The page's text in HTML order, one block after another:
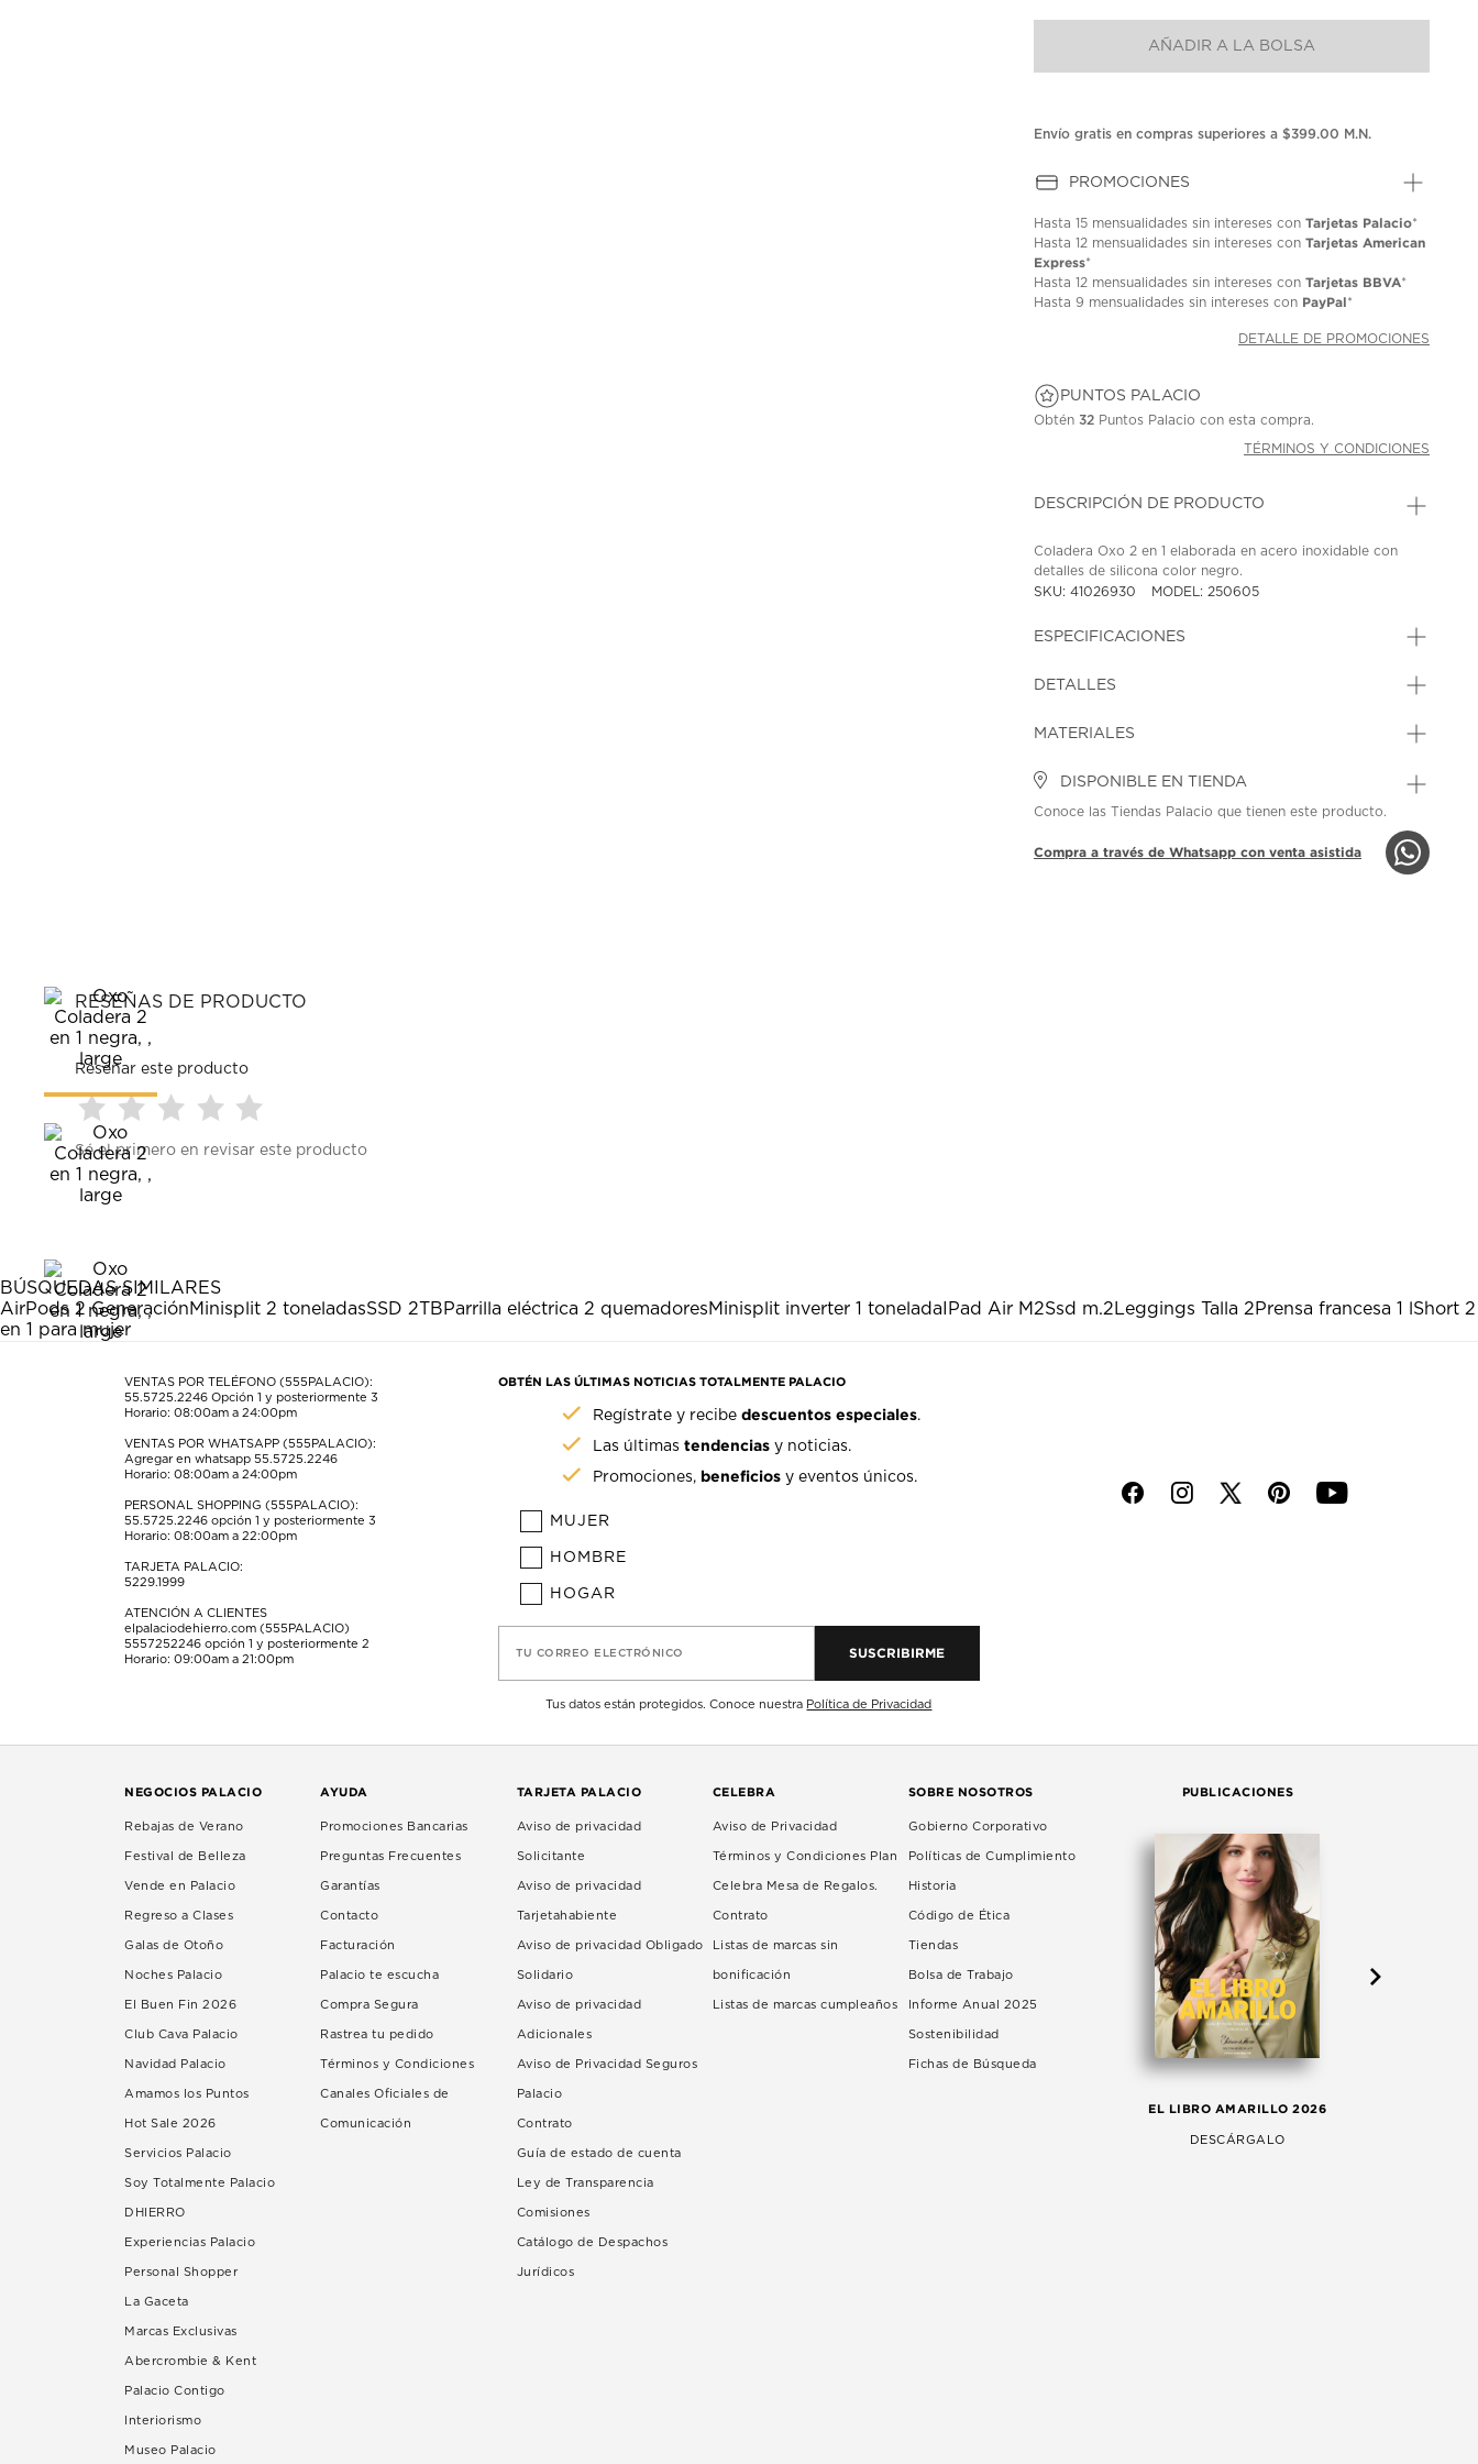
puntuación.
en
la
AÑADIR A LA BOLSA
Envío gratis en compras superiores a $399.00 M.N.
PROMOCIONES
Hasta15 mensualidades sin intereses conTarjetas Palacio*
Hasta12 mensualidades sin intereses conTarjetas American
Express*
Hasta12 mensualidades sin intereses conTarjetas BBVA*
Hasta9 mensualidades sin intereses con PayPal*
DETALLE DE PROMOCIONES
PUNTOS PALACIO
Obtén32 Puntos Palacio con esta compra.
TÉRMINOS Y CONDICIONES
DESCRIPCIÓN DE PRODUCTO
Coladera Oxo 2 en 1 elaborada en acero inoxidable con
detalles de silicona color negro.
SKU: 41026930
MODEL: 250605
ESPECIFICACIONES
DETALLES
MATERIALES
DISPONIBLE EN TIENDA
Conoce las Tiendas Palacio que tienen este producto.
Compra a través de Whatsapp con venta asistida
RESEÑAS DE PRODUCTO
Reseñar este producto
Seleccionar
para
calificar
el
estrella
Esta
acción
abrirá
formulario
Seleccionar
para
calificar
el
estrellas.
Esta
acción
abrirá
formulario
de
para
estrellas.
Esta
acción
formulario
de
para
estrellas.
Esta
acción
formulario
de
para
Esta
acción
formulario
de
envío.
Sé el primero en revisar este producto
BÚSQUEDAS SIMILARES
AirPods 2 GeneraciónMinisplit 2 toneladasSSD 2TBParrilla eléctrica 2 quemadoresMinisplit inverter 1 tonelada IPad Air M2Ssd m.2Leggings Talla 2Prensa francesa 1 l Short 2
en 1 para mujer
VENTAS POR TELÉFONO (555PALACIO):
55.5725.2246 Opción 1 y posteriormente 3
Horario: 08:00am a 24:00pm
VENTAS POR WHATSAPP (555PALACIO):
Agregar en whatsapp 55.5725.2246
Horario: 08:00am a 24:00pm
PERSONAL SHOPPING (555PALACIO):
55.5725.2246 opción 1 y posteriormente 3
Horario: 08:00am a 22:00pm
TARJETA PALACIO:
5229.1999
ATENCIÓN A CLIENTES
elpalaciodehierro.com (555PALACIO)
5557252246 opción 1 y posteriormente 2
Horario: 09:00am a 21:00pm
OBTÉN LAS ÚLTIMAS NOTICIAS TOTALMENTE PALACIO
Regístrate y recibedescuentos especiales.
Las últimastendencias y noticias.
Promociones, beneficios y eventos únicos.
MUJER
HOMBRE
HOGAR
TU CORREO ELECTRÓNICO SUSCRIBIRME
Tus datos están protegidos. Conoce nuestra Política de Privacidad
f i p y
NEGOCIOS PALACIO
Rebajas de Verano
Festival de Belleza
Vende en Palacio
Regreso a Clases
Galas de Otoño
Noches Palacio
El Buen Fin 2026
Club Cava Palacio
Navidad Palacio
Amamos los Puntos
Hot Sale 2026
Servicios Palacio
Soy Totalmente Palacio
DHIERRO
Experiencias Palacio
Personal Shopper
La Gaceta
Marcas Exclusivas
Abercrombie & Kent
Palacio Contigo
Interiorismo
Museo Palacio
AYUDA
Promociones Bancarias
Preguntas Frecuentes
Garantías
Contacto
Facturación
Palacio te escucha
Compra Segura
Rastrea tu pedido
Términos y Condiciones
Canales Oficiales de
Comunicación
TARJETA PALACIO
Aviso de privacidad
Solicitante
Aviso de privacidad
Tarjetahabiente
Aviso de privacidad Obligado
Solidario
Aviso de privacidad
Adicionales
Aviso de Privacidad Seguros
Palacio
Contrato
Guía de estado de cuenta
Ley de Transparencia
Comisiones
Catálogo de Despachos
Jurídicos
CELEBRA
Aviso de Privacidad
Términos y Condiciones Plan
Celebra Mesa de Regalos.
Contrato
Listas de marcas sin
bonificación
Listas de marcas cumpleaños
SOBRE NOSOTROS
Gobierno Corporativo
Políticas de Cumplimiento
Historia
Código de Ética
Tiendas
Bolsa de Trabajo
Informe Anual 2025
Sostenibilidad
Fichas de Búsqueda
PUBLICACIONES
EL LIBRO AMARILLO 2026
DESCÁRGALO